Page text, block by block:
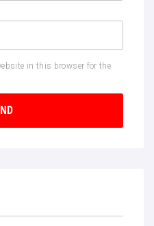
in this browser for the